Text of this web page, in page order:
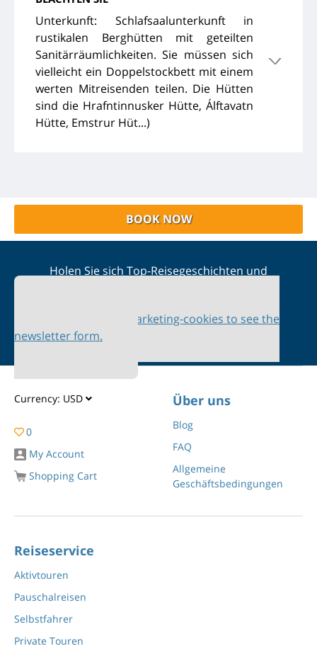
Unterkunft: Schlafsaalunterkunft in
rustikalen Berghütten mit geteilten
Sanitärräumlichkeiten. Sie müssen sich
vielleicht ein Doppelstockbett mit einem
werten Mitreisenden teilen. Die Hütten
sind die Hrafntinnusker Hütte, Álftavatn
Hütte, Emstrur Hüt...)
BOOK NOW
Holen Sie sich Top-Reisegeschichten und
Please accept marketing-cookies to see the
newsletter form.
Currency: USD
0
My Account
Shopping Cart
Über uns
Blog
FAQ
Allgemeine
Geschäftsbedingungen
Reiseservice
Aktivtouren
Pauschalreisen
Selbstfahrer
Private Touren